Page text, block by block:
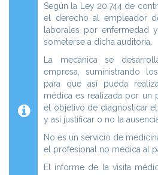
Según la Ley 20.744 de
el derecho al empleador
laborales por enfermedad
someterse a dicha auditoria.
La mecánica se
empresa, suministrando
para que así pueda
médica es realizada por un
el objetivo de diagnosticar
y así justificar o no la
No es un servicio de
el profesional no medica al
El informe de la visita